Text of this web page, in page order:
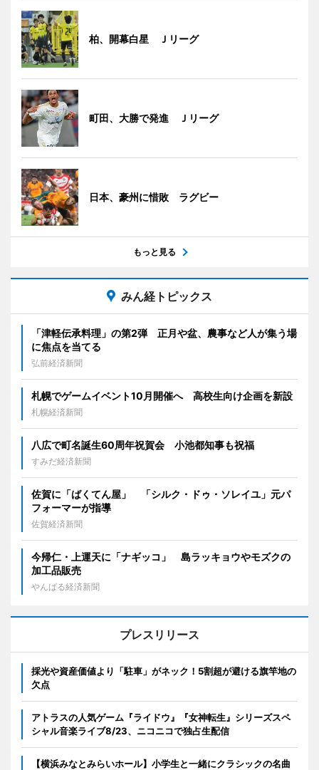
柏、開幕白星 Ｊリーグ
町田、大勝で発進 Ｊリーグ
日本、豪州に惜敗 ラグビー
もっと見る
みん経トピックス
「津軽伝承料理」の第2弾 正月や盆、農事など人が集う場
に焦点を当てる
弘前経済新聞
札幌でゲームイベント10月開催へ 高校生向け企画を新設
札幌経済新聞
八広で町名誕生60周年祝賀会 小池都知事も祝福
すみだ経済新聞
佐賀に「ばくてん屋」 「シルク・ドゥ・ソレイユ」元パ
フォーマーが指導
佐賀経済新聞
今帰仁・上運天に「ナギッコ」 島ラッキョウやモズクの
加工品販売
やんばる経済新聞
プレスリリース
採光や資産価値より「駐車」がネック！5割超が避ける旗竿地の
欠点
アトラスの人気ゲーム『ライドウ』『女神転生』シリーズスペ
シャル音楽ライブ8/23、ニコニコで独占生配信
【横浜みなとみらいホール】小学生と一緒にクラシックの名曲